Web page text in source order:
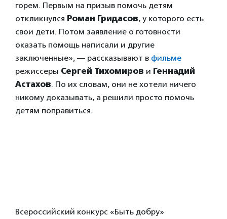
горем. Первым на призыв помочь детям
откликнулся Роман Гридасов, у которого есть
свои дети. Потом заявление о готовности
оказать помощь написали и другие
заключенные», — рассказывают в фильме
режиссеры Сергей Тихомиров и Геннадий
Астахов. По их словам, они не хотели ничего
никому доказывать, а решили просто помочь
детям поправиться.
Всероссийский конкурс «Быть добру»